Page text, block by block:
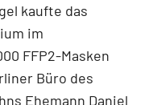
kaufte das
im
FFP2-Masken
Büro des
Ehemann Daniel